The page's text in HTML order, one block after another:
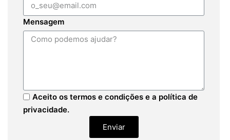
Mensagem
Aceito os termos e condições e a política de
privacidade.
Enviar